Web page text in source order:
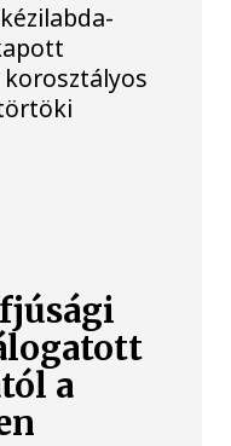
a